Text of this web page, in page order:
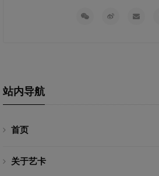
站内导航
首页
关于艺卡